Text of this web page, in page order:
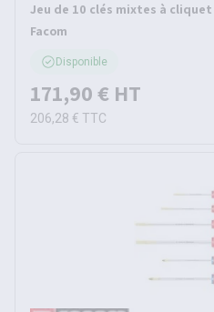
Jeu de 10 clés mixtes à
Facom
Disponible
171,90 € HT
206,28 € TTC